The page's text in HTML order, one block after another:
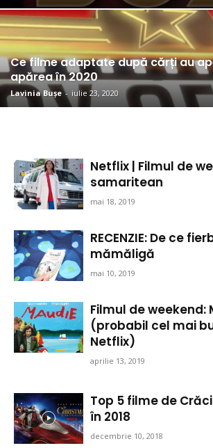
Ce filme adaptate după cărți au
apărea în 2020
Lavinia Bușe - iulie 23, 2020
Netflix | Filmul de
samaritean
mai 18, 2019
RECENZIE: De ce
mămăligă
mai 10, 2019
Filmul de weekend:
(probabil cel mai
Netflix)
aprilie 13, 2019
Top 5 filme de
în 2018
decembrie 10, 2018